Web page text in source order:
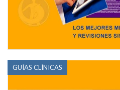
GUÍAS CLÍNICAS